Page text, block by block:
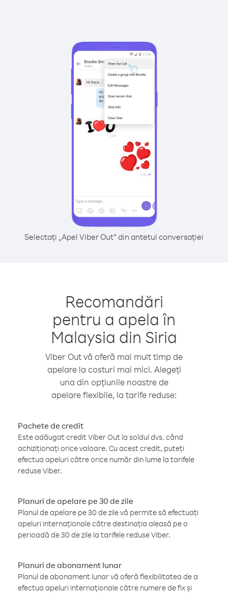
Selectați „Apel Viber Out” din antetul conversației
Recomandări
pentru a apela în
Malaysia din Siria
Viber Out vă oferă mai mult timp de
apelare la costuri mai mici. Alegeți
una din opțiunile noastre de
apelare flexibile, la tarife reduse:
Pachete de credit
Este adăugat credit Viber Out la soldul dvs. când
achiziționați orice valoare. Cu acest credit, puteți
efectua apeluri către orice număr din lume la tarifele
reduse Viber.
Planuri de apelare pe 30 de zile
Planul de apelare pe 30 de zile vă permite să efectuați
apeluri internaționale către destinația aleasă pe o
perioadă de 30 de zile la tarifele reduse Viber.
Planuri de abonament lunar
Planul de abonament lunar vă oferă flexibilitatea de a
efectua apeluri internaționale către numere de fix și